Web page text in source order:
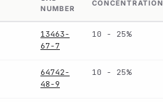
NUMBER
CONCENTRATION
13463-
67-7
10 - 25%
64742-
48-9
10 - 25%